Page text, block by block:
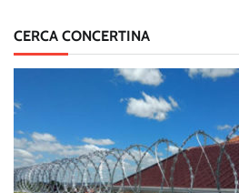
CERCA CONCERTINA